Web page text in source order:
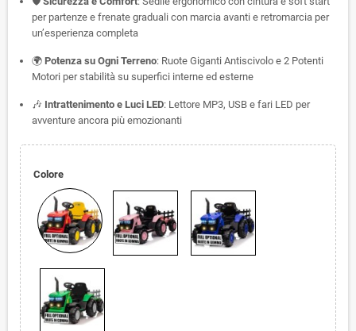
per partenze e frenate graduali con marcia avanti e retromarcia per
un’esperienza completa
🌍 Potenza su Ogni Terreno: Ruote Giganti Antiscivolo e 2 Potenti
Motori per stabilità su superfici interne ed esterne
🎶 Intrattenimento e Luci LED: Lettore MP3, USB e fari LED per
avventure ancora più emozionanti
Colore